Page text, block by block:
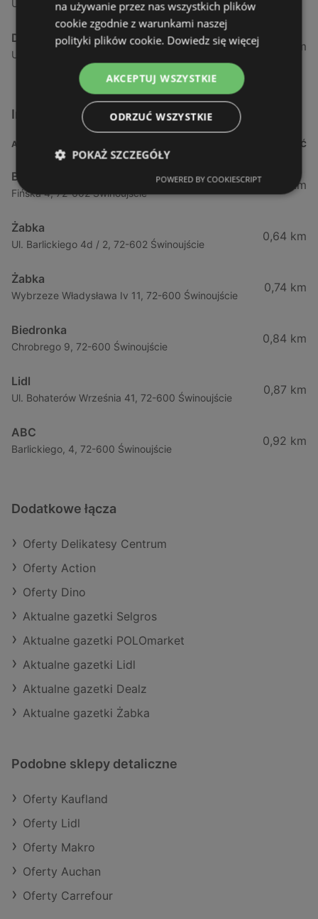
Ul. Kramarska 1, 73-110 Stargard Szczeciński
Delikatesy Centrum
Ul. Wylotowa 12a, 78-100 Kołobrzeg
88,76 km
Inne sklepy Supermarkety w pobliżu
ADRES ODLEGŁOŚĆ
Biedronka
Fińska 4, 72-602 Świnoujście
0,23 km
Żabka
Ul. Barlickiego 4d / 2, 72-602 Świnoujście
0,64 km
Żabka
Wybrzeze Władysława Iv 11, 72-600 Świnoujście
0,74 km
Biedronka
Chrobrego 9, 72-600 Świnoujście
0,84 km
Lidl
Ul. Bohaterów Września 41, 72-600 Świnoujście
0,87 km
ABC
Barlickiego, 4, 72-600 Świnoujście
0,92 km
Dodatkowe łącza
Oferty Delikatesy Centrum
Oferty Action
Oferty Dino
Aktualne gazetki Selgros
Aktualne gazetki POLOmarket
Aktualne gazetki Lidl
Aktualne gazetki Dealz
Aktualne gazetki Żabka
Podobne sklepy detaliczne
Oferty Kaufland
Oferty Lidl
Oferty Makro
Oferty Auchan
Oferty Carrefour
na używanie przez nas wszystkich plików
cookie zgodnie z warunkami naszej
polityki plików cookie. Dowiedz się więcej
AKCEPTUJ WSZYSTKIE
ODRZUĆ WSZYSTKIE
POKAŻ SZCZEGÓŁY
POWERED BY COOKIESCRIPT